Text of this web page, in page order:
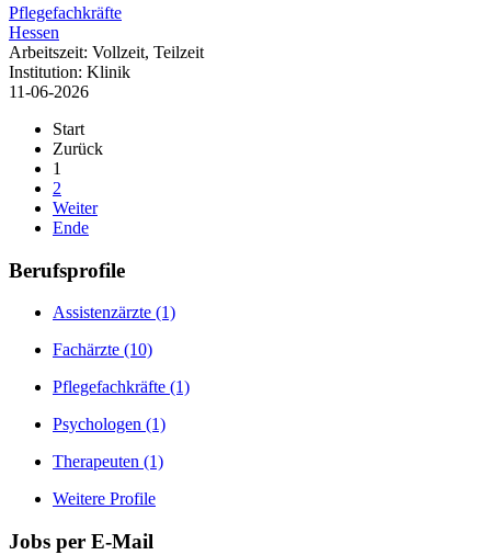
Pflegefachkräfte
Hessen
Arbeitszeit: Vollzeit, Teilzeit
Institution: Klinik
11-06-2026
Start
Zurück
1
2
Weiter
Ende
Berufsprofile
Assistenzärzte (1)
Fachärzte (10)
Pflegefachkräfte (1)
Psychologen (1)
Therapeuten (1)
Weitere Profile
Jobs per E-Mail